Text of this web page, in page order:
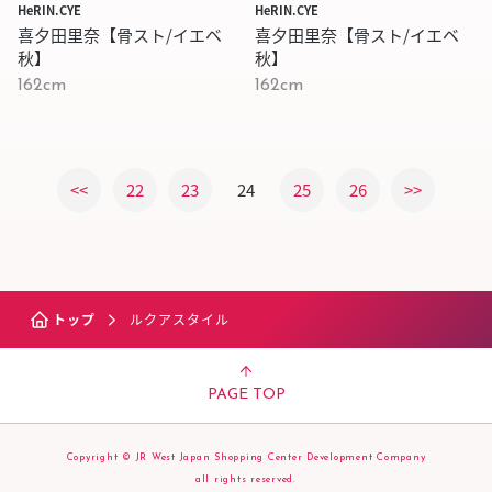
HeRIN.CYE
喜夕田里奈【骨スト/イエベ
秋】
162cm
HeRIN.CYE
喜夕田里奈【骨スト/イエベ
秋】
162cm
<< 22 23 24 25 26 >>
トップ ルクアスタイル
PAGE TOP
Copyright © JR West Japan Shopping Center Development Company
all rights reserved.